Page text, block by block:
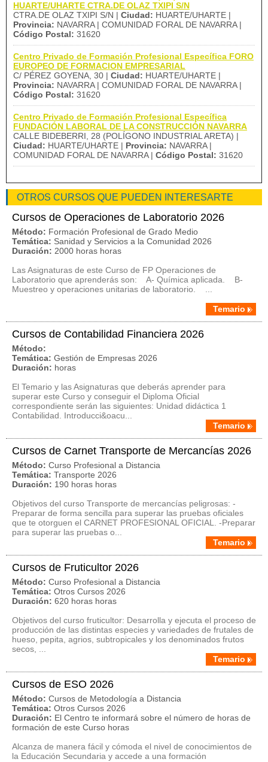
HUARTE/UHARTE CTRA.DE OLAZ TXIPI S/N
CTRA.DE OLAZ TXIPI S/N | Ciudad: HUARTE/UHARTE |
Provincia: NAVARRA | COMUNIDAD FORAL DE NAVARRA |
Código Postal: 31620
Centro Privado de Formación Profesional Específica FORO
EUROPEO DE FORMACION EMPRESARIAL
C/ PÉREZ GOYENA, 30 | Ciudad: HUARTE/UHARTE |
Provincia: NAVARRA | COMUNIDAD FORAL DE NAVARRA |
Código Postal: 31620
Centro Privado de Formación Profesional Específica
FUNDACIÓN LABORAL DE LA CONSTRUCCIÓN NAVARRA
CALLE BIDEBERRI, 28 (POLÍGONO INDUSTRIAL ARETA) |
Ciudad: HUARTE/UHARTE | Provincia: NAVARRA |
COMUNIDAD FORAL DE NAVARRA | Código Postal: 31620
OTROS CURSOS QUE PUEDEN INTERESARTE
Cursos de Operaciones de Laboratorio 2026
Método: Formación Profesional de Grado Medio
Temática: Sanidad y Servicios a la Comunidad 2026
Duración: 2000 horas horas
Las Asignaturas de este Curso de FP Operaciones de
Laboratorio que aprenderás son: A- Química aplicada. B-
Muestreo y operaciones unitarias de laboratorio. ...
Temario
Cursos de Contabilidad Financiera 2026
Método:
Temática: Gestión de Empresas 2026
Duración: horas
El Temario y las Asignaturas que deberás aprender para
superar este Curso y conseguir el Diploma Oficial
correspondiente serán las siguientes: Unidad didáctica 1
Contabilidad. Introducci&oacu...
Temario
Cursos de Carnet Transporte de Mercancías 2026
Método: Curso Profesional a Distancia
Temática: Transporte 2026
Duración: 190 horas horas
Objetivos del curso Transporte de mercancías peligrosas: -
Preparar de forma sencilla para superar las pruebas oficiales
que te otorguen el CARNET PROFESIONAL OFICIAL. -Preparar
para superar las pruebas o...
Temario
Cursos de Fruticultor 2026
Método: Curso Profesional a Distancia
Temática: Otros Cursos 2026
Duración: 620 horas horas
Objetivos del curso fruticultor: Desarrolla y ejecuta el proceso de
producción de las distintas especies y variedades de frutales de
hueso, pepita, agrios, subtropicales y los denominados frutos
secos, ...
Temario
Cursos de ESO 2026
Método: Cursos de Metodología a Distancia
Temática: Otros Cursos 2026
Duración: El Centro te informará sobre el número de horas de
formación de este Curso horas
Alcanza de manera fácil y cómoda el nivel de conocimientos de
la Educación Secundaria y accede a una formación